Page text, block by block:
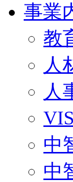
事業
教
人
人
中
中